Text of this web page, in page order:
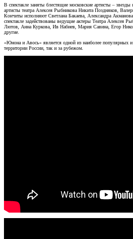
В спектакле заняты блестящие московские артисты –
артисты театра Алексея Рыбникова Никита Поздняков,
Кончиты исполняют Светлана Бакаева, Александра
спектакле задействованы ведущие актеры Театра Алексея
Лютов, Анна Куркова, Ив Набиев, Мария Савина, Егор
другие.
«Юнона и Авось» является одной из наиболее популярных
территории России, так и за рубежом.